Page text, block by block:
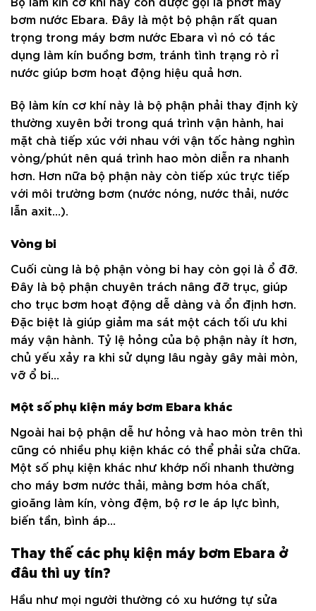
bơm nước Ebara. Đây là một bộ phận rất quan
trọng trong máy bơm nước Ebara vì nó có tác
dụng làm kín buồng bơm, tránh tình trạng rò rỉ
nước giúp bơm hoạt động hiệu quả hơn.
Bộ làm kín cơ khí này là bộ phận phải thay định kỳ
thường xuyên bởi trong quá trình vận hành, hai
mặt chà tiếp xúc với nhau với vận tốc hàng nghìn
vòng/phút nên quá trình hao mòn diễn ra nhanh
hơn. Hơn nữa bộ phận này còn tiếp xúc trực tiếp
với môi trường bơm (nước nóng, nước thải, nước
lẫn axit…).
Vòng bi
Cuối cùng là bộ phận vòng bi hay còn gọi là ổ đỡ.
Đây là bộ phận chuyên trách nâng đỡ trục, giúp
cho trục bơm hoạt động dễ dàng và ổn định hơn.
Đặc biệt là giúp giảm ma sát một cách tối ưu khi
máy vận hành. Tỷ lệ hỏng của bộ phận này ít hơn,
chủ yếu xảy ra khi sử dụng lâu ngày gây mài mòn,
vỡ ổ bi…
Một số phụ kiện máy bơm Ebara khác
Ngoài hai bộ phận dễ hư hỏng và hao mòn trên thì
cũng có nhiều phụ kiện khác có thể phải sửa chữa.
Một số phụ kiện khác như khớp nối nhanh thường
cho máy bơm nước thải, màng bơm hóa chất,
gioăng làm kín, vòng đệm, bộ rơ le áp lực bình,
biến tần, bình áp…
Thay thế các phụ kiện máy bơm Ebara ở
đâu thì uy tín?
Hầu như mọi người thường có xu hướng tự sửa